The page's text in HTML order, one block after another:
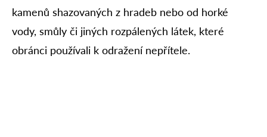
kamenů shazovaných z hradeb nebo od horké
vody, smůly či jiných rozpálených látek, které
obránci používali k odražení nepřítele.